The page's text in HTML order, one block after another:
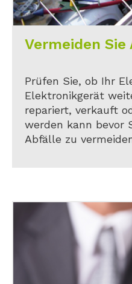
Vermeiden Sie
Prüfen Sie, ob Ihr
Elektronikgerät
repariert, verkauft
werden kann bevor
Abfälle zu